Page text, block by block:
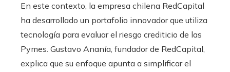
En este contexto, la empresa chilena RedCapital
ha desarrollado un portafolio innovador que utiliza
tecnología para evaluar el riesgo crediticio de las
Pymes. Gustavo Ananía, fundador de RedCapital,
explica que su enfoque apunta a simplificar el